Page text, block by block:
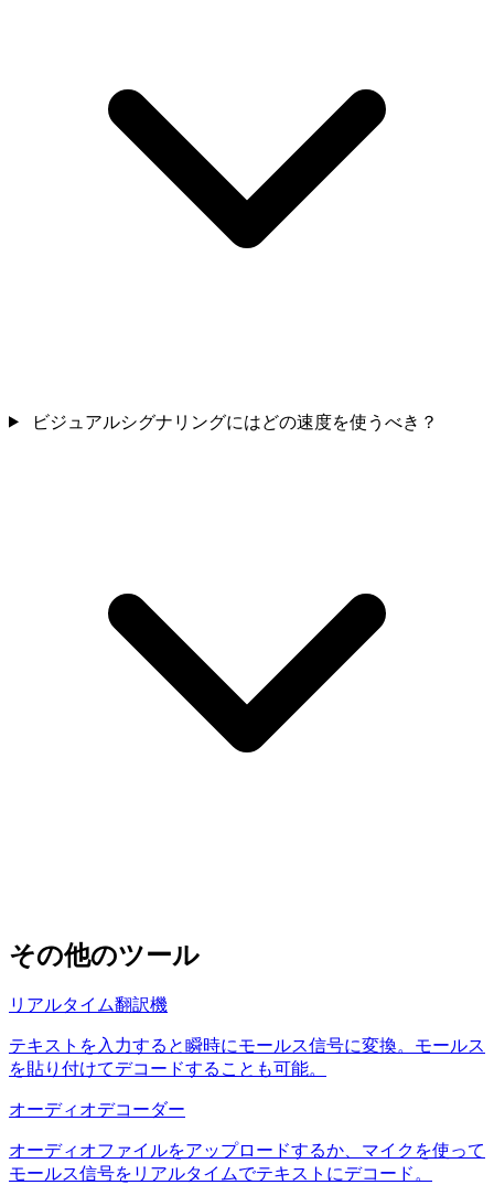
ビジュアルシグナリングにはどの速度を使うべき？
その他のツール
リアルタイム翻訳機
テキストを入力すると瞬時にモールス信号に変換。モールス
を貼り付けてデコードすることも可能。
オーディオデコーダー
オーディオファイルをアップロードするか、マイクを使って
モールス信号をリアルタイムでテキストにデコード。